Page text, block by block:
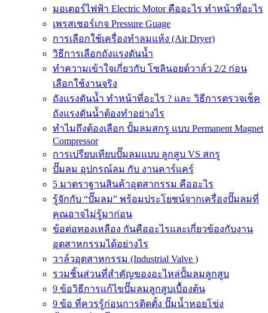
มอเตอร์ไฟฟ้า Electric Motor คืออะไร ทำหน้าที่อะไร
เพรสเชอร์เกจ Pressure Guage
การเลือกใช้เครื่องทำลมแห้ง (Air Dryer)
วิธีการเลือกถังแรงดันน้ำ
ทำความเข้าใจเกี่ยวกับ โซลินอยด์วาล์ว 2/2 ก่อน
เลือกใช้งานจริง
ถังแรงดันน้ำ ทำหน้าที่อะไร ? และ วิธีการตรวจเช็ค
ถังแรงดันน้ำต้องทำอย่างไร
ทำไมถึงต้องเลือก ปั้มลมสกรู แบบ Permanent Magnet
Compressor
การเปรียบเทียบปั๊มลมแบบ ลูกสูบ VS สกรู
ปั๊มลม อุปกรณ์ลม กับ งานคาร์แคร์
5 มาตราฐานสินค้าอุตสากรรม คืออะไร
รู้จักกับ “ปั๊มลม” พร้อมประโยชน์จากเครื่องปั๊มลมที่
คุณอาจไม่รู้มาก่อน
ข้อต่อทองเหลือง กันคืออะไรและเกี่ยวข้องกับงาน
อุตสาหกรรมได้อย่างไร
วาล์วอุตสาหกรรม (Industrial Valve )
รวมชิ้นส่วนที่สำคัญของอะไหล่ปั้มลมลูกสูบ
9 ข้อวิธีการแก้ไขปั๊มลมลูกสูบเบื้องต้น
9 ข้อ ที่ควรรู้ก่อนการติดตั้ง ปั๊มน้ำหอยโข่ง